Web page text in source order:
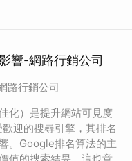
響-網路行銷公司
路行銷公司
化）是提升網站可見度
迎的搜尋引擎，其排名
。Google排名算法的主